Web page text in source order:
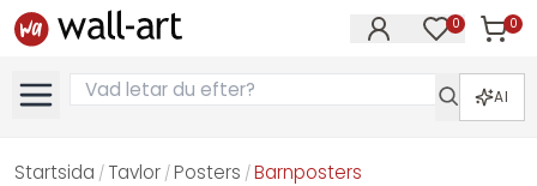
0 0
AI
Startsida / Tavlor / Posters /Barnposters